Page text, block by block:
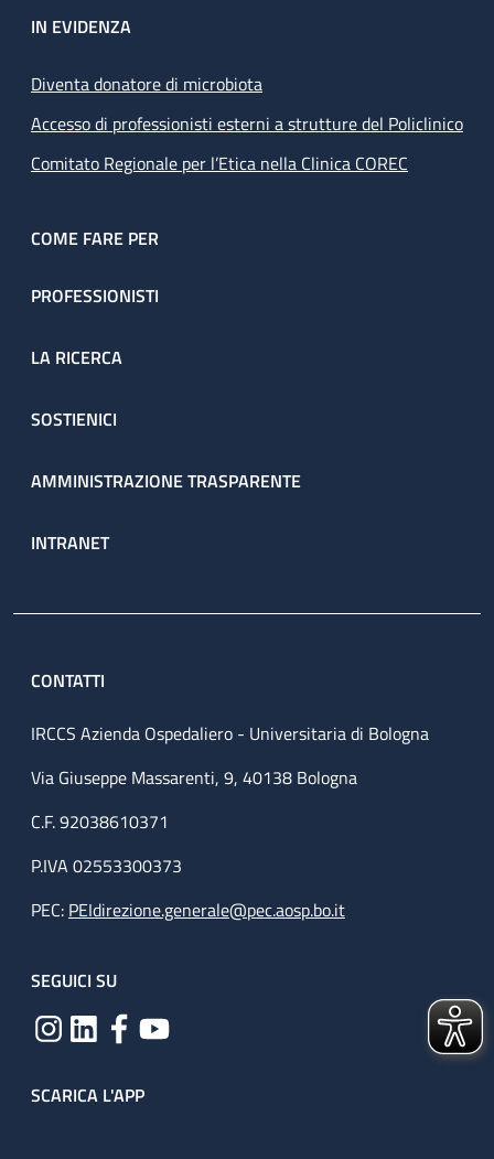
IN EVIDENZA
Diventa donatore di microbiota
Accesso di professionisti esterni a strutture del Policlinico
Comitato Regionale per l’Etica nella Clinica COREC
COME FARE PER
PROFESSIONISTI
LA RICERCA
SOSTIENICI
AMMINISTRAZIONE TRASPARENTE
INTRANET
CONTATTI
IRCCS Azienda Ospedaliero - Universitaria di Bologna
Via Giuseppe Massarenti, 9, 40138 Bologna
C.F. 92038610371
P.IVA 02553300373
PEC: PEIdirezione.generale@pec.aosp.bo.it
SEGUICI SU
SCARICA L'APP